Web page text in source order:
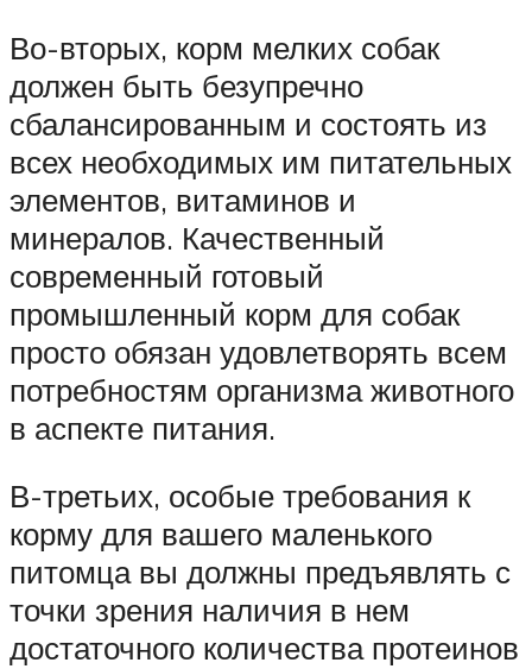
Во-вторых, корм мелких собак
должен быть безупречно
сбалансированным и состоять из
всех необходимых им питательных
элементов, витаминов и
минералов. Качественный
современный готовый
промышленный корм для собак
просто обязан удовлетворять всем
потребностям организма животного
в аспекте питания.
В-третьих, особые требования к
корму для вашего маленького
питомца вы должны предъявлять с
точки зрения наличия в нем
достаточного количества протеинов